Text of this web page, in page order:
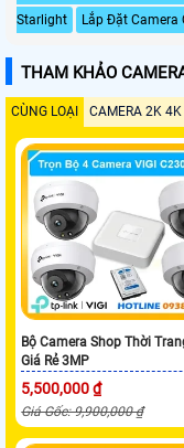
Starlight
Lắp Đặt Camera
THAM KHẢO
CÙNG LOẠI CAMERA 2K 4K
Bộ Camera Shop Thời
Giá Rẻ 3MP
5,500,000 ₫
Giá Gốc: 9,900,000 ₫